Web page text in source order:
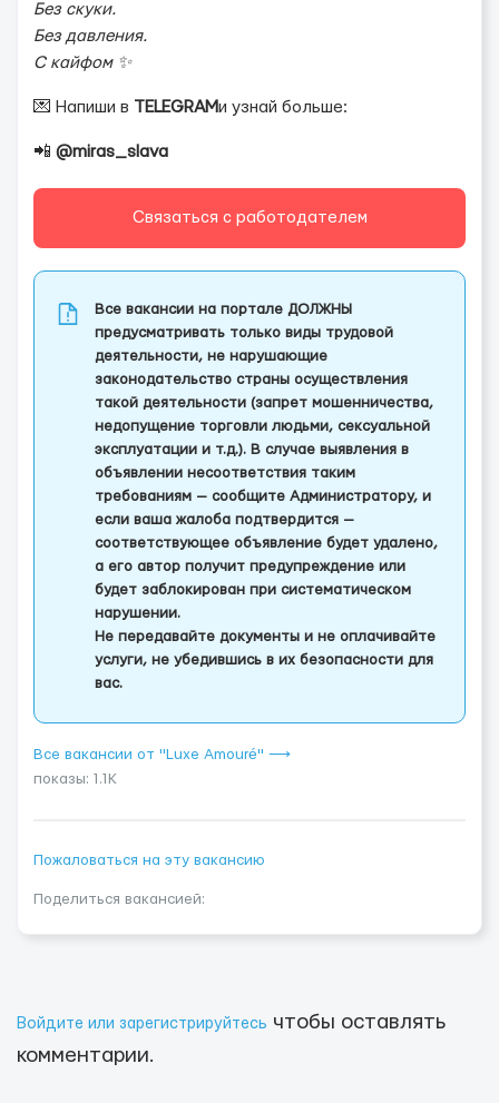
Без скуки.
Без давления.
С кайфом ✨
💌 Напиши в TELEGRAMи узнай больше:
📲 @miras_slava
Связаться с работодателем
Все вакансии на портале ДОЛЖНЫ
предусматривать только виды трудовой
деятельности, не нарушающие
законодательство страны осуществления
такой деятельности (запрет мошенничества,
недопущение торговли людьми, сексуальной
эксплуатации и т.д.). В случае выявления в
объявлении несоответствия таким
требованиям — сообщите Администратору, и
если ваша жалоба подтвердится —
соответствующее объявление будет удалено,
а его автор получит предупреждение или
будет заблокирован при систематическом
нарушении.
Не передавайте документы и не оплачивайте
услуги, не убедившись в их безопасности для
вас.
Все вакансии от "Luxe Amouré" ⟶
показы: 1.1K
Пожаловаться на эту вакансию
Поделиться вакансией:
Войдите или зарегистрируйтесь чтобы оставлять
комментарии.